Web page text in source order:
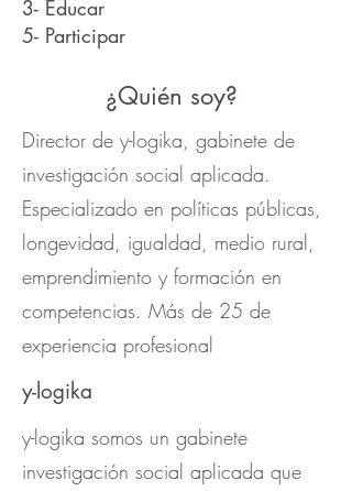
3- Educar
5- Participar
¿Quién soy?
Director de y-logika, gabinete de
investigación social aplicada.
Especializado en políticas públicas,
longevidad, igualdad, medio rural,
emprendimiento y formación en
competencias. Más de 25 de
experiencia profesional
y-logika
y-logika somos un gabinete
investigación social aplicada que